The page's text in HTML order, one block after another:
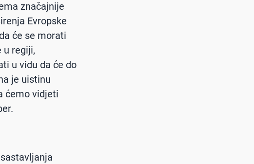
značajnije
Evropske
će se morati
u regiji,
u vidu da će do
je uistinu
ćemo vidjeti